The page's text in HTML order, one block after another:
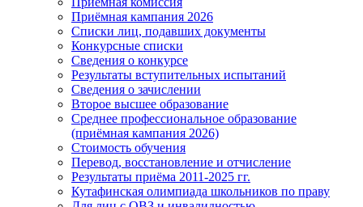
Приёмная кампания 2026
Списки лиц, подавших документы
Конкурсные списки
Сведения о конкурсе
Результаты вступительных испытаний
Сведения о зачислении
Второе высшее образование
Среднее профессиональное образование
(приёмная кампания 2026)
Стоимость обучения
Перевод, восстановление и отчисление
Результаты приёма 2011-2025 гг.
Кутафинская олимпиада школьников по праву